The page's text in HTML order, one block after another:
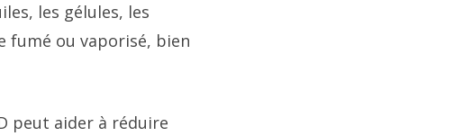
les gélules, les
fumé ou vaporisé, bien
peut aider à réduire